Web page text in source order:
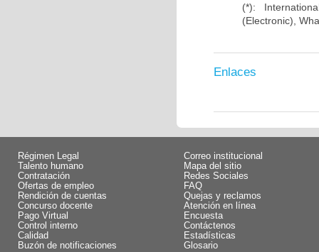
(*):
(Electronic),
Enlaces
Régimen Legal
Talento humano
Contratación
Ofertas de empleo
Rendición de cuentas
Concurso docente
Pago Virtual
Control interno
Calidad
Buzón de notificaciones
Correo institucional
Mapa del sitio
Redes Sociales
FAQ
Quejas y reclamos
Atención en línea
Encuesta
Contáctenos
Estadísticas
Glosario